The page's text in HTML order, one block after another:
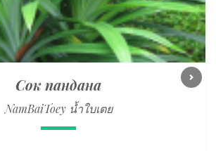
Сок пандана
NamBaiToey น้ำใบเตย
Next